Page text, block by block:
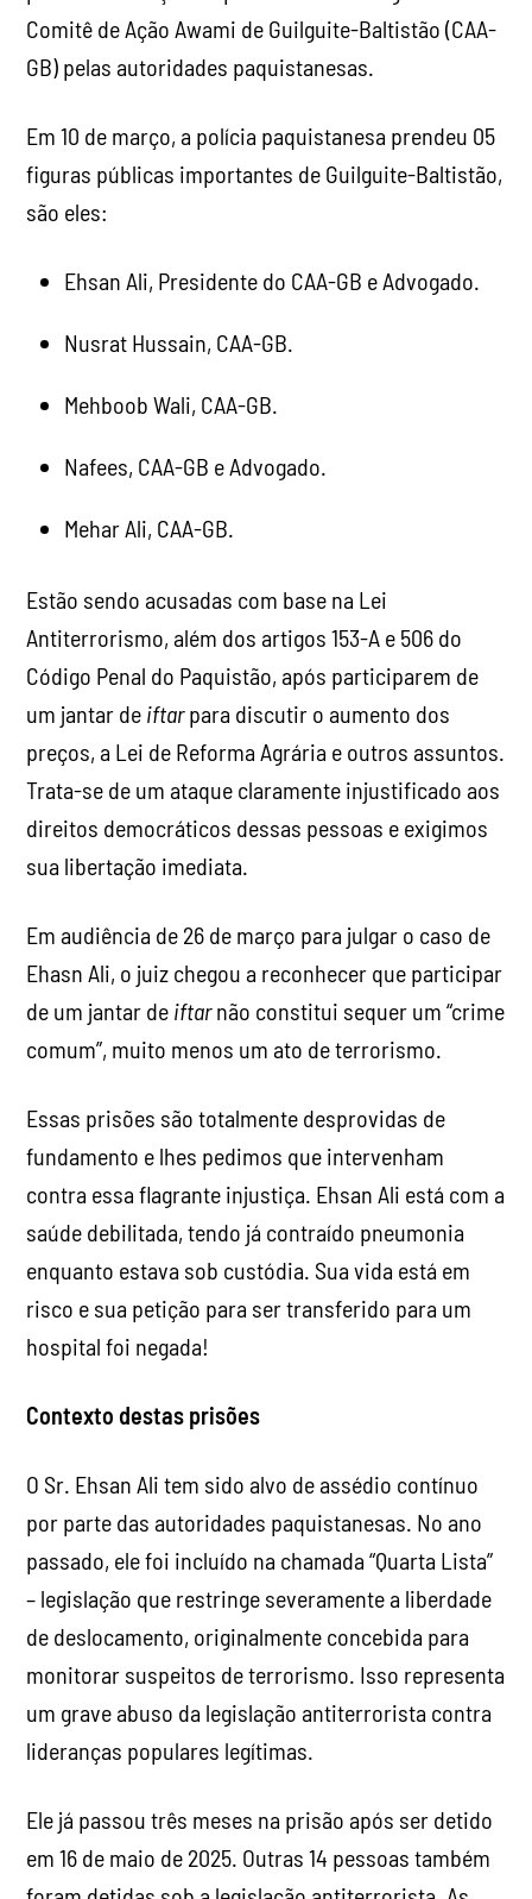
Comitê de Ação Awami de Guilguite-Baltistão (CAA-
GB) pelas autoridades paquistanesas.
Em 10 de março, a polícia paquistanesa prendeu 05
figuras públicas importantes de Guilguite-Baltistão,
são eles:
Ehsan Ali, Presidente do CAA-GB e Advogado.
Nusrat Hussain, CAA-GB.
Mehboob Wali, CAA-GB.
Nafees, CAA-GB e Advogado.
Mehar Ali, CAA-GB.
Estão sendo acusadas com base na Lei
Antiterrorismo, além dos artigos 153-A e 506 do
Código Penal do Paquistão, após participarem de
um jantar de iftarpara discutir o aumento dos
preços, a Lei de Reforma Agrária e outros assuntos.
Trata-se de um ataque claramente injustificado aos
direitos democráticos dessas pessoas e exigimos
sua libertação imediata.
Em audiência de 26 de março para julgar o caso de
Ehasn Ali, o juiz chegou a reconhecer que participar
de um jantar de iftarnão constitui sequer um “crime
comum”, muito menos um ato de terrorismo.
Essas prisões são totalmente desprovidas de
fundamento e lhes pedimos que intervenham
contra essa flagrante injustiça. Ehsan Ali está com a
saúde debilitada, tendo já contraído pneumonia
enquanto estava sob custódia. Sua vida está em
risco e sua petição para ser transferido para um
hospital foi negada!
Contexto destas prisões
O Sr. Ehsan Ali tem sido alvo de assédio contínuo
por parte das autoridades paquistanesas. No ano
passado, ele foi incluído na chamada “Quarta Lista”
– legislação que restringe severamente a liberdade
de deslocamento, originalmente concebida para
monitorar suspeitos de terrorismo. Isso representa
um grave abuso da legislação antiterrorista contra
lideranças populares legítimas.
Ele já passou três meses na prisão após ser detido
em 16 de maio de 2025. Outras 14 pessoas também